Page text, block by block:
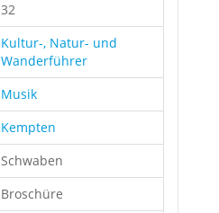
32
Kultur-, Natur- und
Wanderführer
Musik
Kempten
Schwaben
Broschüre